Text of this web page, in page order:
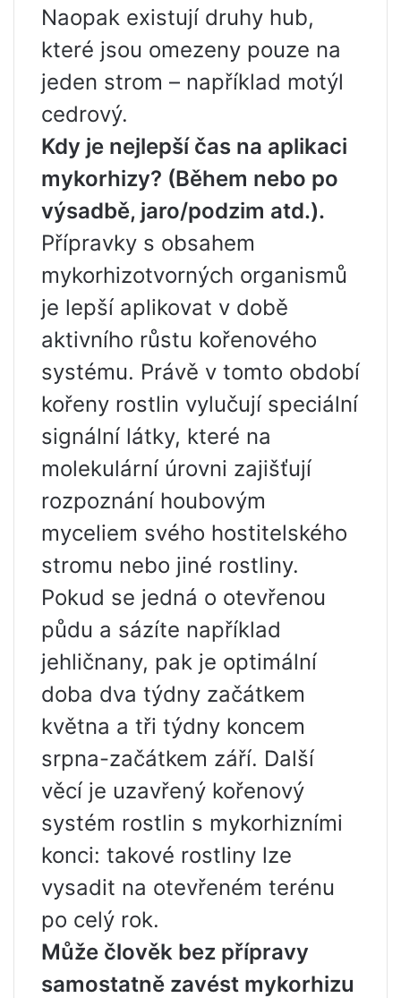
Naopak existují druhy hub,
které jsou omezeny pouze na
jeden strom – například motýl
cedrový.
Kdy je nejlepší čas na aplikaci
mykorhizy? (Během nebo po
výsadbě, jaro/podzim atd.).
Přípravky s obsahem
mykorhizotvorných organismů
je lepší aplikovat v době
aktivního růstu kořenového
systému. Právě v tomto období
kořeny rostlin vylučují speciální
signální látky, které na
molekulární úrovni zajišťují
rozpoznání houbovým
myceliem svého hostitelského
stromu nebo jiné rostliny.
Pokud se jedná o otevřenou
půdu a sázíte například
jehličnany, pak je optimální
doba dva týdny začátkem
května a tři týdny koncem
srpna-začátkem září. Další
věcí je uzavřený kořenový
systém rostlin s mykorhizními
konci: takové rostliny lze
vysadit na otevřeném terénu
po celý rok.
Může člověk bez přípravy
samostatně zavést mykorhizu